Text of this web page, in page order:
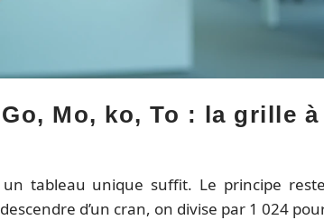
Mo, ko, To : la grille
tableau unique suffit. Le principe
d’un cran, on divise par 1 024